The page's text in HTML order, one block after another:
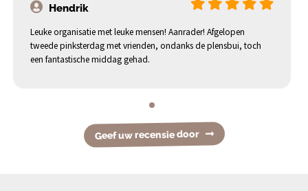
Hendrik
Leuke organisatie met leuke mensen! Aanrader! Afgelopen
tweede pinksterdag met vrienden, ondanks de plensbui, toch
een fantastische middag gehad.
Geef uw recensie door